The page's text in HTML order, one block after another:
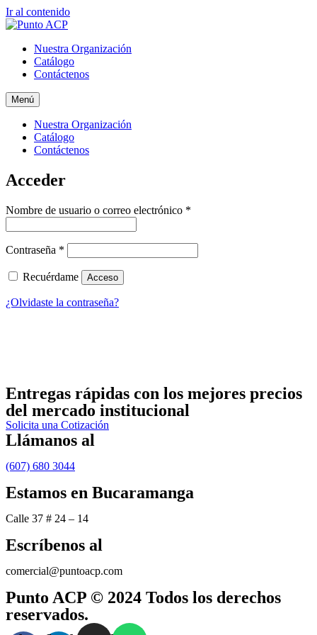
Ir al contenido
Nuestra Organización
Catálogo
Contáctenos
Menú
Nuestra Organización
Catálogo
Contáctenos
Acceder
Nombre de usuario o correo electrónico *
Contraseña *
Recuérdame Acceso
¿Olvidaste la contraseña?
Entregas rápidas con los mejores precios
del mercado institucional
Solicita una Cotización
Llámanos al
(607) 680 3044
Estamos en Bucaramanga
Calle 37 # 24 – 14
Escríbenos al
comercial@puntoacp.com
Punto ACP © 2024 Todos los derechos
reservados.